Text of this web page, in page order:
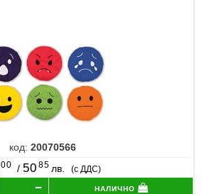
код: 20070566
00 / 50 85 лв. (с ДДС)
налично